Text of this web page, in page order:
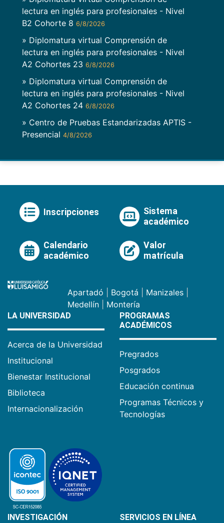
lectura en inglés para profesionales - Nivel
B2 Cohorte 8 6/8/2026
» Diplomatura virtual Comprensión de
lectura en inglés para profesionales - Nivel
A2 Cohortes 23 6/8/2026
» Diplomatura virtual Comprensión de
lectura en inglés para profesionales - Nivel
A2 Cohortes 24 6/8/2026
» Centro de Pruebas Estandarizadas APTIS -
Presencial 4/8/2026
Inscripciones
Sistema
académico
Calendario
académico
Valor
matrícula
Apartadó Bogotá Manizales
Medellín
Montería
LA UNIVERSIDAD
Acerca de la Universidad
Institucional
Bienestar Institucional
Biblioteca
Internacionalización
PROGRAMAS
ACADÉMICOS
Pregrados
Posgrados
Educación continua
Programas Técnicos y
Tecnologías
INVESTIGACIÓN SERVICIOS EN LÍNEA